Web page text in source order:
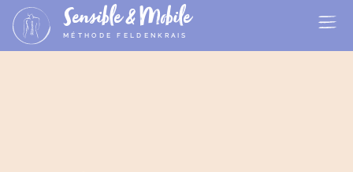
Sensible & Mobile
MÉTHODE FELDENKRAIS